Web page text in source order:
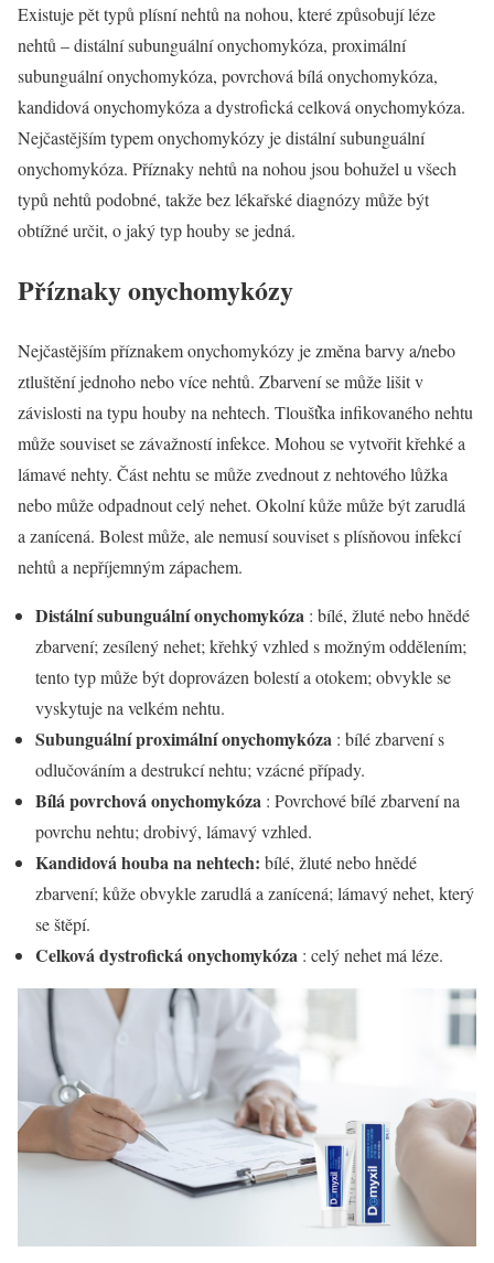
Existuje pět typů plísní nehtů na nohou, které způsobují léze
nehtů – distální subunguální onychomykóza, proximální
subunguální onychomykóza, povrchová bílá onychomykóza,
kandidová onychomykóza a dystrofická celková onychomykóza.
Nejčastějším typem onychomykózy je distální subunguální
onychomykóza. Příznaky nehtů na nohou jsou bohužel u všech
typů nehtů podobné, takže bez lékařské diagnózy může být
obtížné určit, o jaký typ houby se jedná.
Příznaky onychomykózy
Nejčastějším příznakem onychomykózy je změna barvy a/nebo
ztluštění jednoho nebo více nehtů. Zbarvení se může lišit v
závislosti na typu houby na nehtech. Tloušťka infikovaného nehtu
může souviset se závažností infekce. Mohou se vytvořit křehké a
lámavé nehty. Část nehtu se může zvednout z nehtového lůžka
nebo může odpadnout celý nehet. Okolní kůže může být zarudlá
a zanícená. Bolest může, ale nemusí souviset s plísňovou infekcí
nehtů a nepříjemným zápachem.
Distální subunguální onychomykóza : bílé, žluté nebo hnědé
zbarvení; zesílený nehet; křehký vzhled s možným oddělením;
tento typ může být doprovázen bolestí a otokem; obvykle se
vyskytuje na velkém nehtu.
Subunguální proximální onychomykóza : bílé zbarvení s
odlučováním a destrukcí nehtu; vzácné případy.
Bílá povrchová onychomykóza : Povrchové bílé zbarvení na
povrchu nehtu; drobivý, lámavý vzhled.
Kandidová houba na nehtech: bílé, žluté nebo hnědé
zbarvení; kůže obvykle zarudlá a zanícená; lámavý nehet, který
se štěpí.
Celková dystrofická onychomykóza : celý nehet má léze.